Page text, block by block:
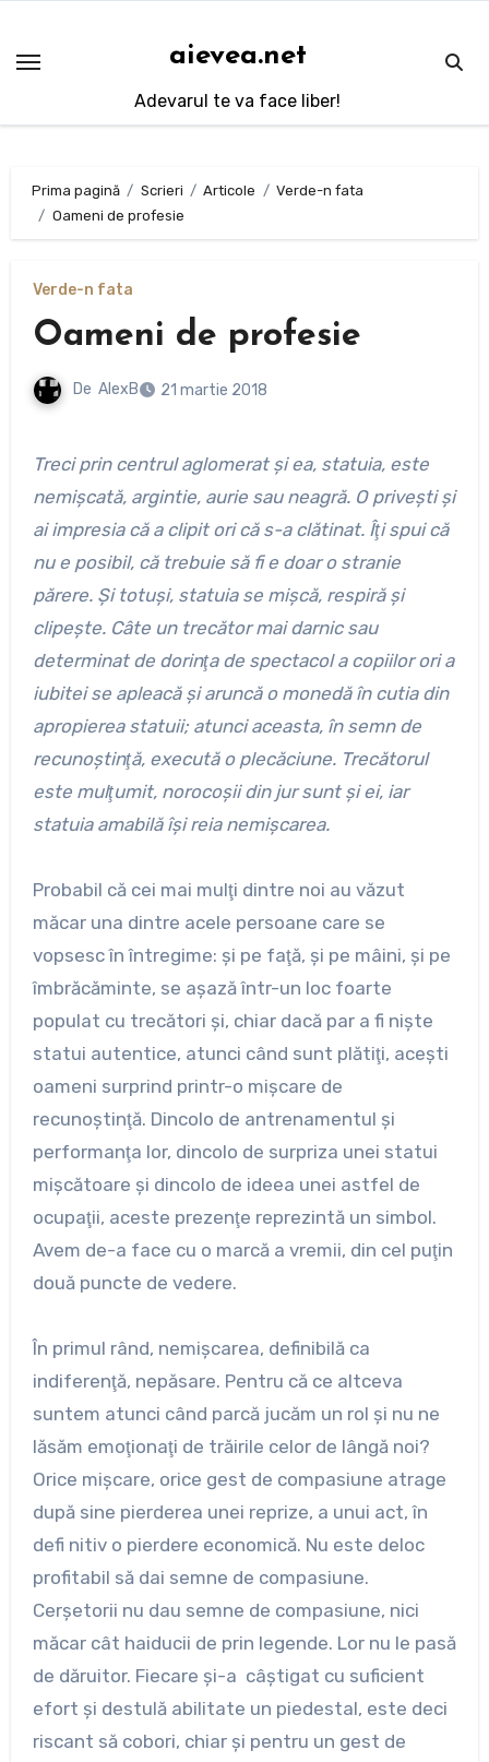
conținut
aievea.net
Adevarul te va face liber!
Prima pagină Scrieri Articole
Verde-n fata
Oameni de profesie
Verde-n fata
Oameni de profesie
De AlexB 21 martie 2018
Treci prin centrul aglomerat şi ea, statuia, este
nemişcată, argintie, aurie sau neagră. O priveşti şi
ai impresia că a clipit ori că s-a clătinat. Îţi spui că
nu e posibil, că trebuie să fi e doar o stranie
părere. Şi totuşi, statuia se mişcă, respiră şi
clipeşte. Câte un trecător mai darnic sau
determinat de dorinţa de spectacol a copiilor ori a
iubitei se apleacă şi aruncă o monedă în cutia din
apropierea statuii; atunci aceasta, în semn de
recunoştinţă, execută o plecăciune. Trecătorul
este mulţumit, norocoşii din jur sunt şi ei, iar
statuia amabilă îşi reia nemişcarea.
Probabil că cei mai mulţi dintre noi au văzut
măcar una dintre acele persoane care se
vopsesc în întregime: şi pe faţă, şi pe mâini, şi pe
îmbrăcăminte, se aşază într-un loc foarte
populat cu trecători şi, chiar dacă par a fi nişte
statui autentice, atunci când sunt plătiţi, aceşti
oameni surprind printr-o mişcare de
recunoştinţă. Dincolo de antrenamentul şi
performanţa lor, dincolo de surpriza unei statui
mişcătoare şi dincolo de ideea unei astfel de
ocupaţii, aceste prezenţe reprezintă un simbol.
Avem de-a face cu o marcă a vremii, din cel puţin
două puncte de vedere.
În primul rând, nemişcarea, definibilă ca
indiferenţă, nepăsare. Pentru că ce altceva
suntem atunci când parcă jucăm un rol şi nu ne
lăsăm emoţionaţi de trăirile celor de lângă noi?
Orice mişcare, orice gest de compasiune atrage
după sine pierderea unei reprize, a unui act, în
defi nitiv o pierdere economică. Nu este deloc
profitabil să dai semne de compasiune.
Cerşetorii nu dau semne de compasiune, nici
măcar cât haiducii de prin legende. Lor nu le pasă
de dăruitor. Fiecare şi-a câştigat cu suficient
efort şi destulă abilitate un piedestal, este deci
riscant să cobori, chiar şi pentru un gest de